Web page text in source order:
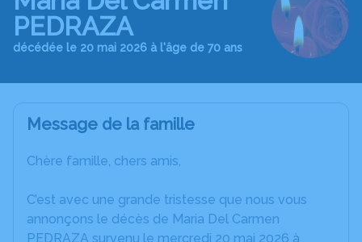
PEDRAZA
décédée le 20 mai 2026 à l'âge de 70 ans
Message de la famille
Chère famille, chers amis,
C’est avec une grande tristesse que nous vous
annonçons le décès de Maria Del Carmen
PEDRAZA survenu le mercredi 20 mai 2026 à